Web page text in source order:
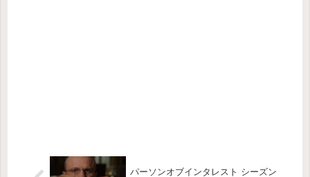
パーソンオブインタレスト シーズン